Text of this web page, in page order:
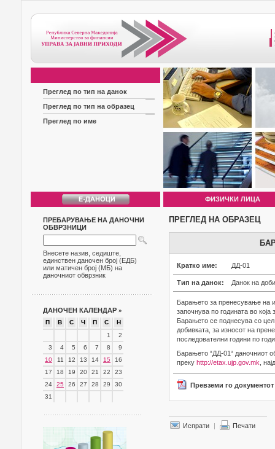
Преглед по тип на данок
Преглед по тип на образец
Преглед по име
ФИЗИЧКИ ЛИЦА
ПРЕБАРУВАЊЕ НА ДАНОЧНИ
ОБВРЗНИЦИ
Внесете назив, седиште,
единствен даночен број (ЕДБ)
или матичен број (МБ) на
даночниот обврзник
ДАНОЧЕН КАЛЕНДАР »
П В С Ч П С
Н
1
2
3
4 5 6 7 8
9
10
11 12 13 14 15
16
17
18 19 20 21 22
23
24
25 26 27 28 29
30
31
ПРЕГЛЕД НА ОБРАЗЕЦ
Кратко име: ДД-01
Тип на данок: Данок на
Барањето за пренесување на
започнува по годината во која
Барањето се поднесува со
добивката, за износот на
последователни години по
Барањето “ДД-01“ даночниот
преку http://etax.ujp.gov.mk ,
Превземи го документот
Испрати | Печати